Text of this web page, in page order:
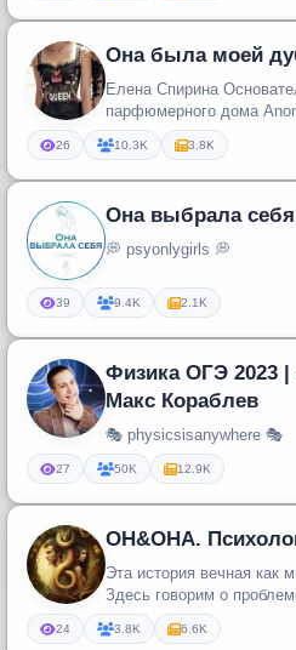
Она была моей
Елена Спирина Основатель и креативный директор
парфюмерного дома Anomalia
Францию, про людей
26 10.3K 3.8K
Она выбрала
💭 psyonlygirls 💭
39 9.4K 2.1K
Физика ОГЭ 2023 |
Макс Кораблев
🎭 physicsisanywhere 🎭
27 50K 12.9K
ОН&ОНА.
Эта история вечная как
Здесь говорим о
и женщины с точки зр...
24 3.8K 6.6K